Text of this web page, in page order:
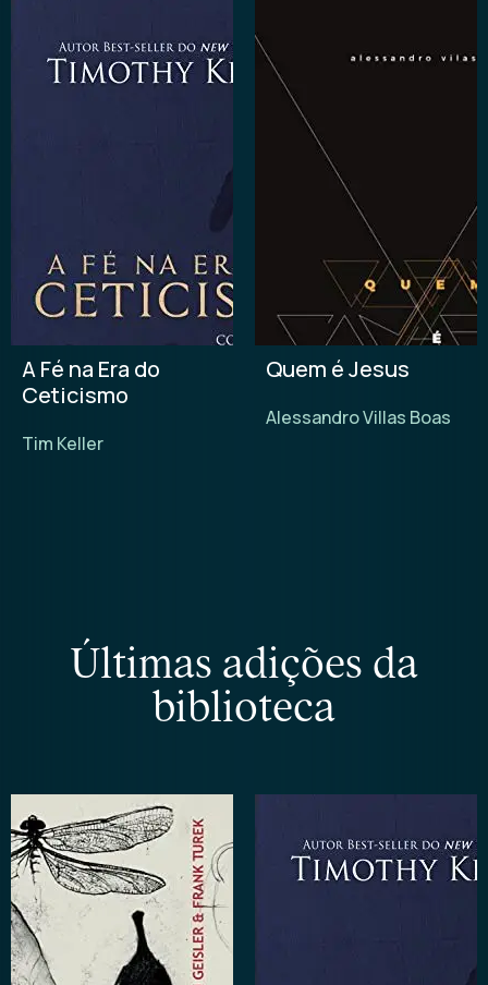
A Fé na Era do
Ceticismo
Tim Keller
Quem é Jesus
Alessandro Villas Boas
Últimas adições da
biblioteca